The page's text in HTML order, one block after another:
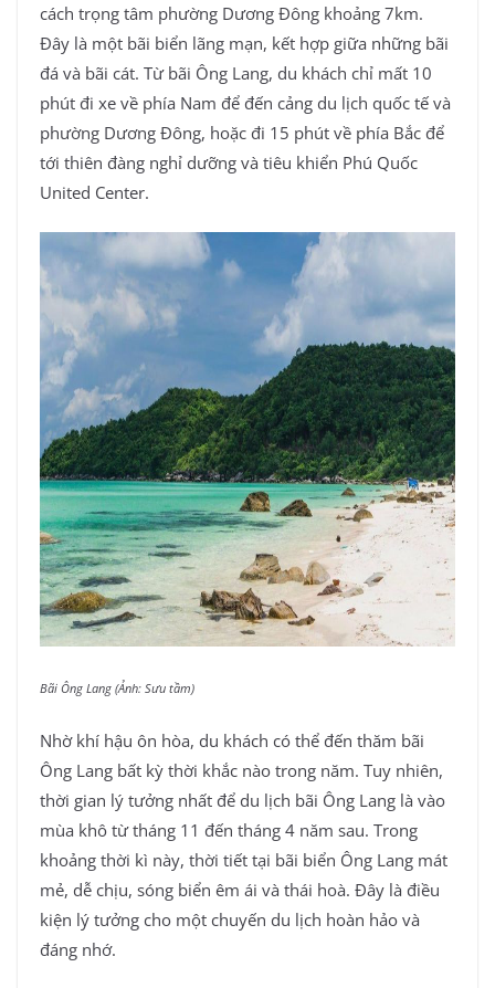
cách trọng tâm phường Dương Đông khoảng 7km.
Đây là một bãi biển lãng mạn, kết hợp giữa những bãi
đá và bãi cát. Từ bãi Ông Lang, du khách chỉ mất 10
phút đi xe về phía Nam để đến cảng du lịch quốc tế và
phường Dương Đông, hoặc đi 15 phút về phía Bắc để
tới thiên đàng nghỉ dưỡng và tiêu khiển Phú Quốc
United Center.
Bãi Ông Lang (Ảnh: Sưu tầm)
Nhờ khí hậu ôn hòa, du khách có thể đến thăm bãi
Ông Lang bất kỳ thời khắc nào trong năm. Tuy nhiên,
thời gian lý tưởng nhất để du lịch bãi Ông Lang là vào
mùa khô từ tháng 11 đến tháng 4 năm sau. Trong
khoảng thời kì này, thời tiết tại bãi biển Ông Lang mát
mẻ, dễ chịu, sóng biển êm ái và thái hoà. Đây là điều
kiện lý tưởng cho một chuyến du lịch hoàn hảo và
đáng nhớ.